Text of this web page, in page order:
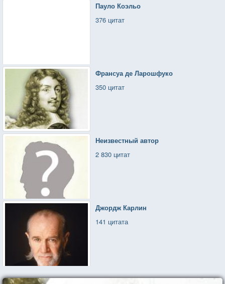
Пауло Коэльо
376 цитат
Франсуа де Ларошфуко
350 цитат
Неизвестный автор
2 830 цитат
Джордж Карлин
141 цитата